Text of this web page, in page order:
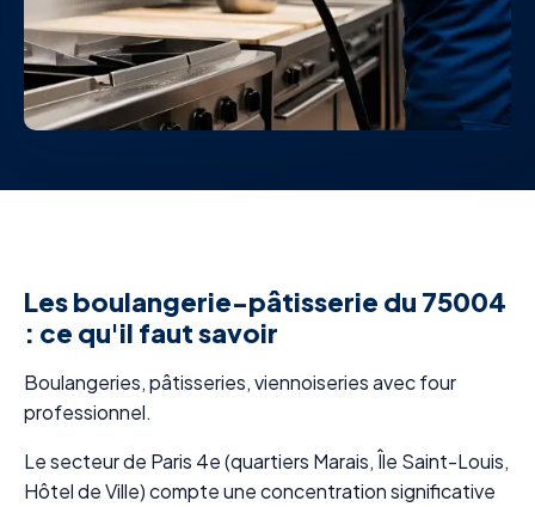
Les boulangerie-pâtisserie du 75004
: ce qu'il faut savoir
Boulangeries, pâtisseries, viennoiseries avec four
professionnel.
Le secteur de Paris 4e (quartiers Marais, Île Saint-Louis,
Hôtel de Ville) compte une concentration significative